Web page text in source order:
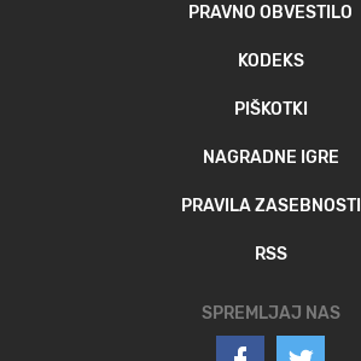
PRAVNO OBVESTILO
KODEKS
PIŠKOTKI
NAGRADNE IGRE
PRAVILA ZASEBNOSTI
RSS
SPREMLJAJ NAS